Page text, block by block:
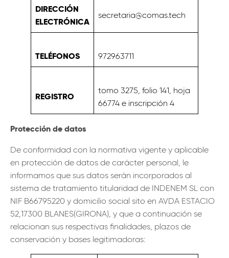
DIRECCIÓN
ELECTRÓNICA
secretaria@comas.tech
TELÉFONOS 972963711
REGISTRO
tomo 3275, folio 141, hoja
66774 e inscripción 4
Protección de datos
De conformidad con la normativa vigente y aplicable
en protección de datos de carácter personal, le
informamos que sus datos serán incorporados al
sistema de tratamiento titularidad de INDENEM SL con
NIF B66795220 y domicilio social sito en AVDA ESTACIO
52,17300 BLANES(GIRONA), y que a continuación se
relacionan sus respectivas finalidades, plazos de
conservación y bases legitimadoras: